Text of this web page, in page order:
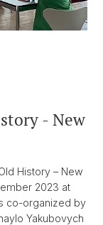
- New
History – New
2023 at
co-organized by
Yakubovych